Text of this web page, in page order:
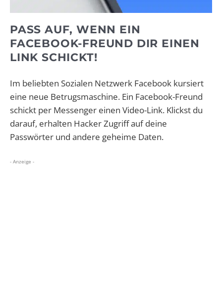
PASS AUF, WENN EIN
FACEBOOK-FREUND DIR EINEN
LINK SCHICKT!
Im beliebten Sozialen Netzwerk Facebook kursiert
eine neue Betrugsmaschine. Ein Facebook-Freund
schickt per Messenger einen Video-Link. Klickst du
darauf, erhalten Hacker Zugriff auf deine
Passwörter und andere geheime Daten.
- Anzeige -